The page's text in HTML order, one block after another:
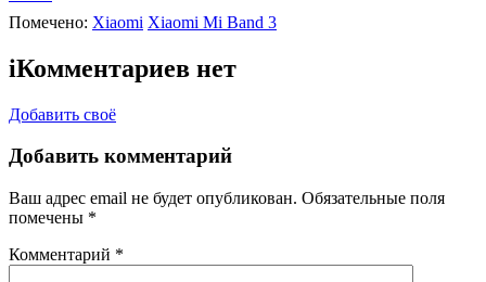
Помечено: Xiaomi Xiaomi Mi Band 3
iКомментариев нет
Добавить своё
Добавить комментарий
Ваш адрес email не будет опубликован. Обязательные поля
помечены *
Комментарий *